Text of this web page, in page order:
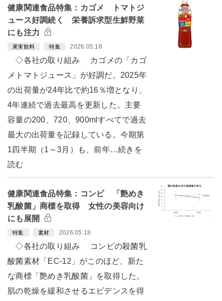
健康関連食品特集：カゴメ トマトジ
ュース好調続く 栄養訴求型生鮮野菜
にも注力
果実飲料 特集 2026.05.18
◇各社の取り組み カゴメの「カゴ
メトマトジュース」が好調だ。2025年
の出荷量が24年比で約16％増となり、
4年連続で過去最高を更新した。主要
容量の200、720、900mlすべてで過去
最大の出荷量を記録している。今期第
1四半期（1～3月）も、前年…続きを
読む
健康関連食品特集：コンビ 「艶めき
乳酸菌」商標を取得 女性の美容向け
にも展開
特集 素材 2026.05.18
◇各社の取り組み コンビの殺菌乳
酸菌素材「EC-12」がこのほど、新た
な商標「艶めき乳酸菌」を取得した。
肌の乾燥を緩和させるエビデンスを得